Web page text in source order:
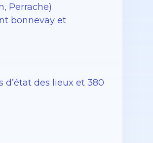
Perrache)
bonnevay et
d’état des lieux et 380